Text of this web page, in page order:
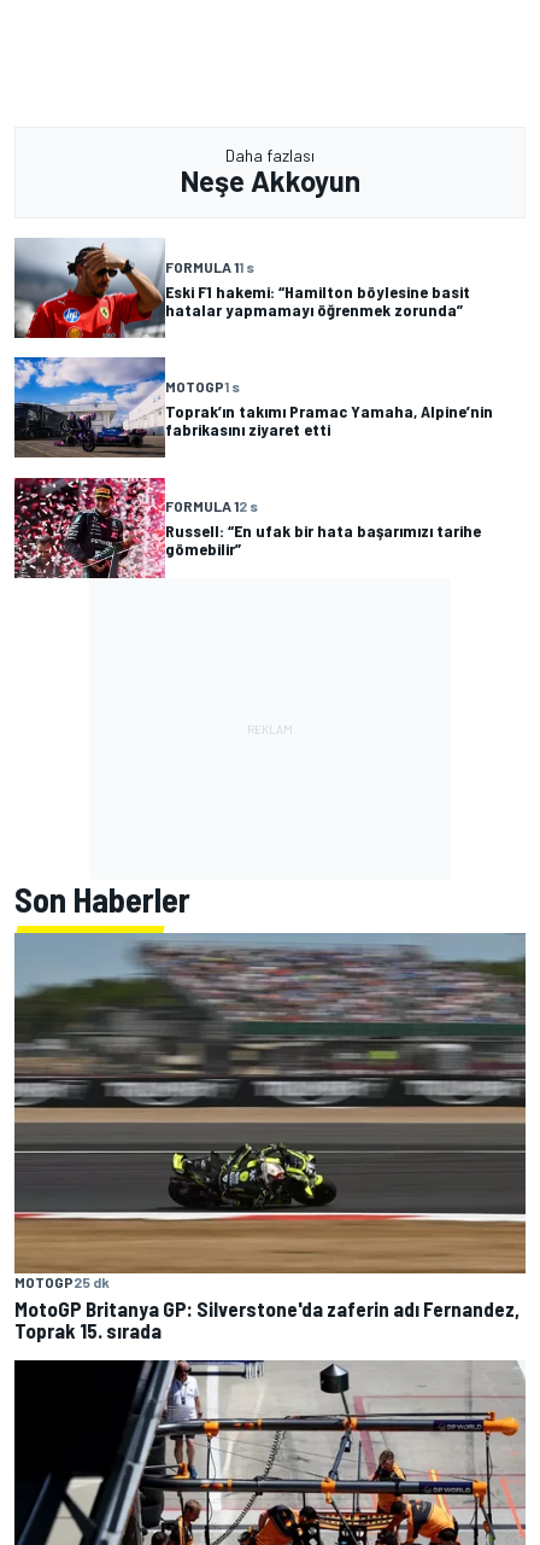
Daha fazlası
Neşe Akkoyun
FORMULA 11 s
Eski F1 hakemi: “Hamilton böylesine basit
hatalar yapmamayı öğrenmek zorunda”
MOTOGP1 s
Toprak’ın takımı Pramac Yamaha, Alpine’nin
fabrikasını ziyaret etti
FORMULA 12 s
Russell: “En ufak bir hata başarımızı tarihe
gömebilir”
Son Haberler
MOTOGP25 dk
MotoGP Britanya GP: Silverstone'da zaferin adı Fernandez,
Toprak 15. sırada